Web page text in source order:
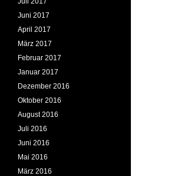
Juni 2017
April 2017
März 2017
Februar 2017
Januar 2017
Dezember 2016
Oktober 2016
August 2016
Juli 2016
Juni 2016
Mai 2016
März 2016